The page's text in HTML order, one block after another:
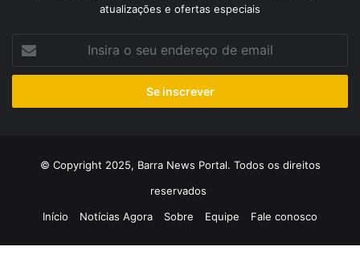
atualizações e ofertas especiais
seu
de
© Copyright 2025, Barra News Portal. Todos os direitos
reservados
Início
Notícias Agora Sobre Equipe Fale conosco